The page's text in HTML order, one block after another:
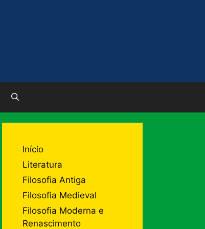
Início
Literatura
Filosofia Antiga
Filosofia Medieval
Filosofia Moderna e
Renascimento